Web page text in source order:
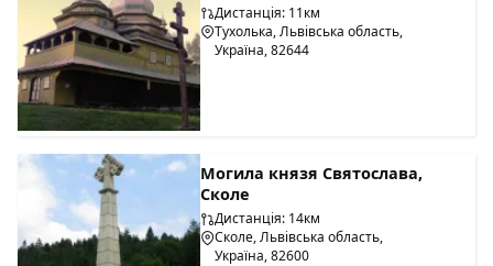
Дистанція: 11км
Тухолька, Львівська область,
Україна, 82644
Могила князя Святослава,
Сколе
Дистанція: 14км
Сколе, Львівська область,
Україна, 82600